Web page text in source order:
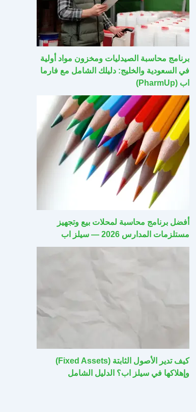
برنامج محاسبة الصيدليات ومخزون مواد أولية
في السعودية والخليج: دليلك الشامل مع فارما
اب (PharmUp)
أفضل برنامج محاسبة لمحلات بيع وتجهيز
مستلزمات المدارس 2026 — سيلز اب
كيف تدير الأصول الثابتة (Fixed Assets)
وإهلاكها في سيلز اب؟ الدليل الشامل